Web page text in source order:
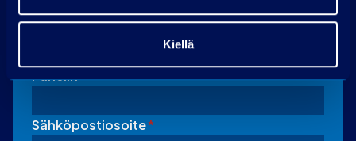
Kiellä
Nimi
Puhelin
Sähköpostiosoite*